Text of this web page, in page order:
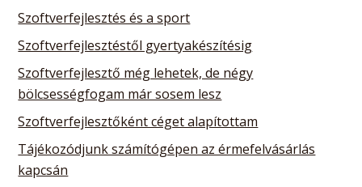
Szoftverfejlesztés és a sport
Szoftverfejlesztéstől gyertyakészítésig
Szoftverfejlesztő még lehetek, de négy
bölcsességfogam már sosem lesz
Szoftverfejlesztőként céget alapítottam
Tájékozódjunk számítógépen az érmefelvásárlás
kapcsán